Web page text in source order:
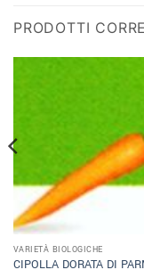
PRODOTTI
VARIETÀ BIOLOGICHE
CIPOLLA DORATA DI